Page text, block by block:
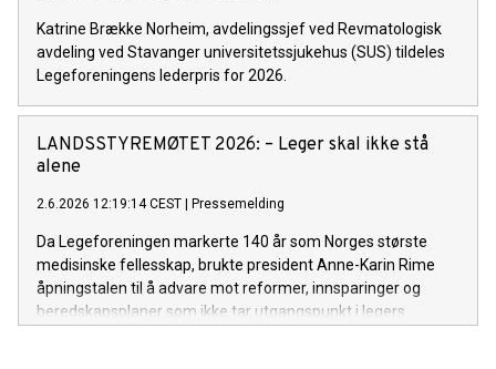
Katrine Brække Norheim, avdelingssjef ved Revmatologisk
avdeling ved Stavanger universitetssjukehus (SUS) tildeles
Legeforeningens lederpris for 2026.
LANDSSTYREMØTET 2026: – Leger skal ikke stå
alene
2.6.2026 12:19:14 CEST Pressemelding
Da Legeforeningen markerte 140 år som Norges største
medisinske fellesskap, brukte president Anne-Karin Rime
åpningstalen til å advare mot reformer, innsparinger og
beredskapsplaner som ikke tar utgangspunkt i legers